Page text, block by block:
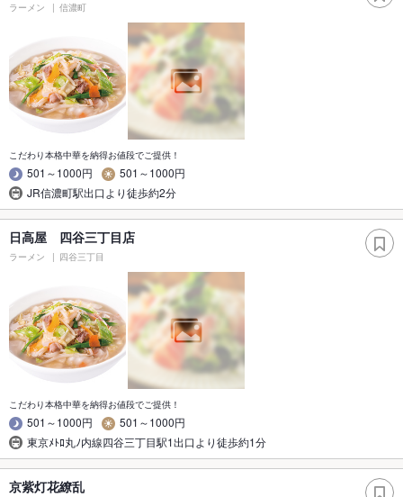
ラーメン 信濃町
こだわり本格中華を納得お値段でご提供！
501～1000円
501～1000円
JR信濃町駅出口より徒歩約2分
日高屋 四谷三丁目店
ラーメン 四谷三丁目
こだわり本格中華を納得お値段でご提供！
501～1000円
501～1000円
東京ﾒﾄﾛ丸ﾉ内線四谷三丁目駅1出口より徒歩約1分
京紫灯花繚乱